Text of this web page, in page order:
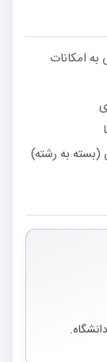
امکانات
به رشته)